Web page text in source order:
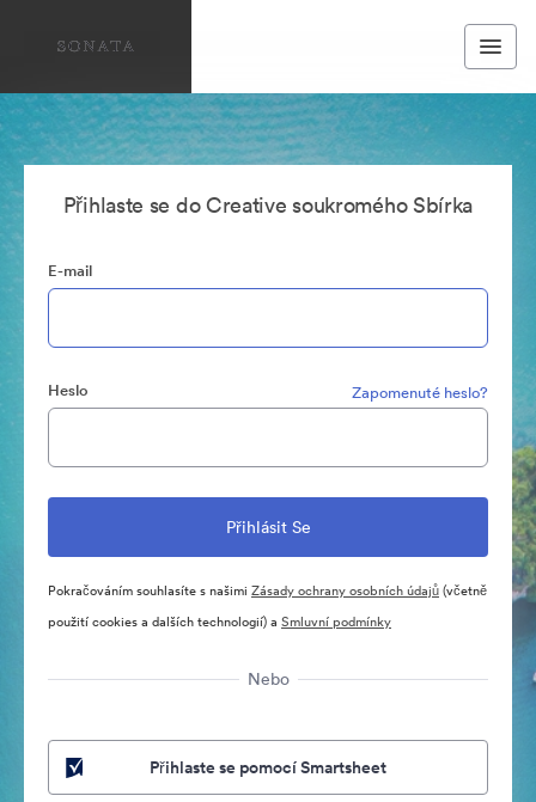
Přihlaste se do Creative soukromého Sbírka
E-mail
Heslo Zapomenuté heslo?
Pokračováním souhlasíte s našimi Zásady ochrany osobních údajů(včetně
použití cookies a dalších technologií) a Smluvní podmínky
Nebo
Přihlaste se pomocí Smartsheet